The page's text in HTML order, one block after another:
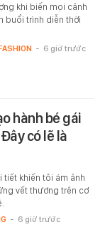
khi biến mọi cảnh
buổi trình diễn thời
- 6 giờ trước
hành bé gái
có lẽ là
tiết khiến tôi ám ảnh
vết thương trên cơ
- 6 giờ trước